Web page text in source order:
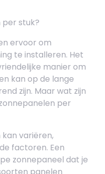
stuk?
ervoor om
te installeren. Het
manier om
kan op de lange
zijn. Maar wat zijn
per
variëren,
factoren. Een
zonnepaneel dat je